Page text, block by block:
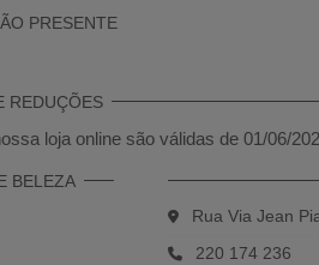
PRESENTE
REDUÇÕES
loja online são válidas de 01/06/
BELEZA
Rua Via Jean
220 174 236